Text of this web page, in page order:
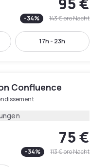
-34% 143 €pro Nacht
17h - 23h
Confluence
75 €
-34% 113 €pro Nacht